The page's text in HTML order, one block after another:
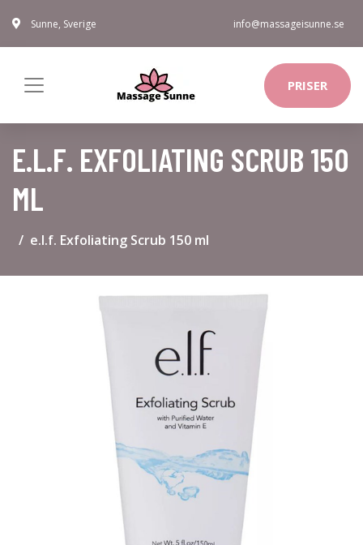
Sunne, Sverige info@massageisunne.se
PRISER
E.L.F. EXFOLIATING SCRUB 150
ML
e.l.f. Exfoliating Scrub 150 ml